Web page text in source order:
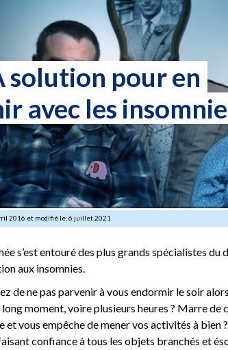
solution pour en
avec les
2016 et modifié le: 6 juillet 2021
s’est entouré des plus grands spécialistes
aux insomnies.
de ne pas parvenir à vous endormir le soir
moment, voire plusieurs heures ? Marre de
et vous empêche de mener vos activités à bien
confiance à tous les objets branchés et